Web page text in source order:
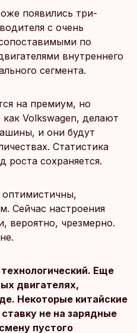
появились три-
с очень
по
внутреннего
сегмента.
на премиум, но
Volkswagen, делают
и они будут
Статистика
роста сохраняется.
Сейчас настроения
вероятно, чрезмерно.
Еще
двигателях,
Некоторые китайские
не на зарядные
пустого